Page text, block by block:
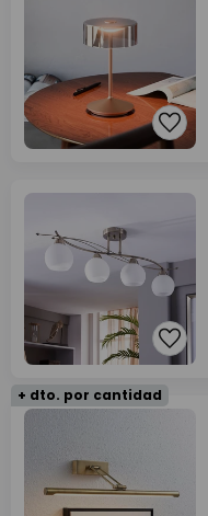
+ dto. por cantidad